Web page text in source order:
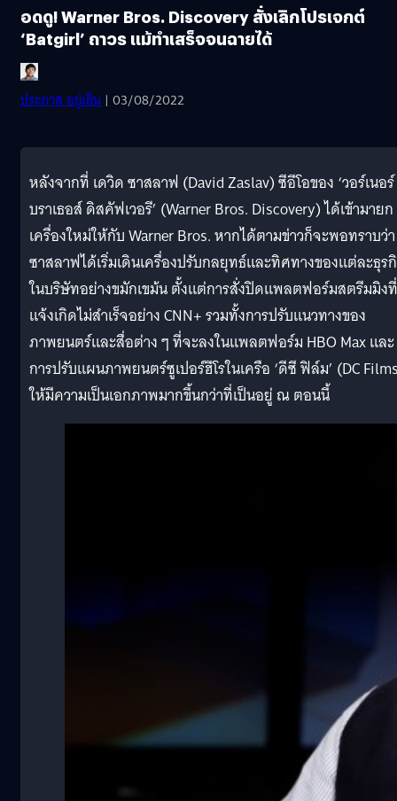
อดดู! Warner Bros. Discovery สั่งเลิกโปรเจกต์
‘Batgirl’ ถาวร แม้ทำเสร็จจนฉายได้
ประภาส อยู่เย็น | 03/08/2022
หลังจากที่ เดวิด ซาสลาฟ (David Zaslav) ซีอีโอของ ‘วอร์เนอร์
บราเธอส์ ดิสคัฟเวอรี’ (Warner Bros. Discovery) ได้เข้ามายก
เครื่องใหม่ให้กับ Warner Bros. หากได้ตามข่าวก็จะพอทราบว่า
ซาสลาฟได้เริ่มเดินเครื่องปรับกลยุทธ์และทิศทางของแต่ละธุร
ในบริษัทอย่างขมักเขม้น ตั้งแต่การสั่งปิดแพลตฟอร์มสตรีมมิงที่
แจ้งเกิดไม่สำเร็จอย่าง CNN+ รวมทั้งการปรับแนวทางของ
ภาพยนตร์และสื่อต่าง ๆ ที่จะลงในแพลตฟอร์ม HBO Max และ
การปรับแผนภาพยนตร์ซูเปอร์ฮีโรในเครือ ‘ดีซี ฟิล์ม’ (DC
ให้มีความเป็นเอกภาพมากขึ้นกว่าที่เป็นอยู่ ณ ตอนนี้